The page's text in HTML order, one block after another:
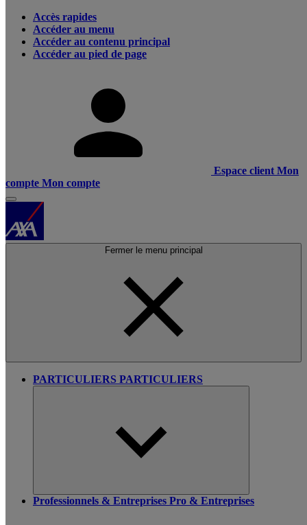
Accès rapides
Accéder au menu
Accéder au contenu principal
Accéder au pied de page
Espace client Mon
compte Mon compte
Fermer le menu principal
PARTICULIERS PARTICULIERS
Professionnels & Entreprises Pro & Entreprises